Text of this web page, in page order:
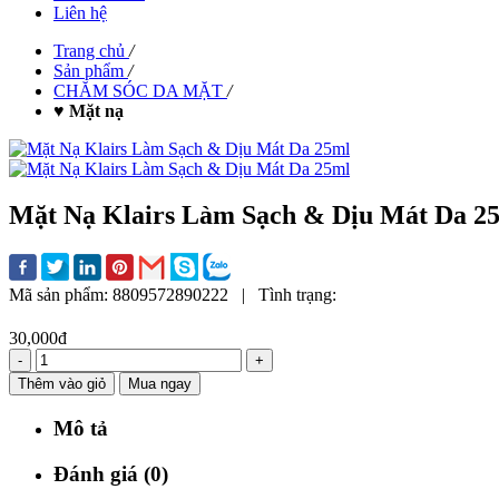
Liên hệ
Trang chủ /
Sản phẩm /
CHĂM SÓC DA MẶT /
♥ Mặt nạ
Mặt Nạ Klairs Làm Sạch & Dịu Mát Da
Mã sản phẩm: 8809572890222 | Tình trạng:
30,000đ
-
+
Thêm vào giỏ
Mua ngay
Mô tả
Đánh giá (0)